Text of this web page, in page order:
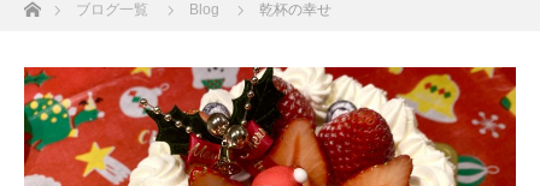
ブログ一覧 Blog 乾杯の幸せ